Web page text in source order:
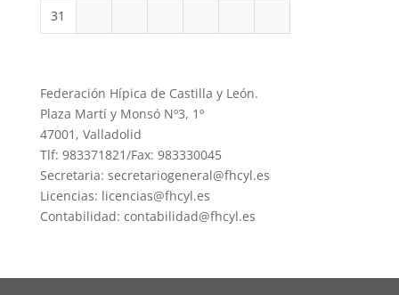
31
Federación Hípica de Castilla y León.
Plaza Martí y Monsó Nº3, 1º
47001, Valladolid
Tlf: 983371821/Fax: 983330045
Secretaria: secretariogeneral@fhcyl.es
Licencias: licencias@fhcyl.es
Contabilidad: contabilidad@fhcyl.es